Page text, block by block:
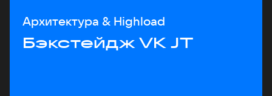
Архитектура & Highload
Бэкстейдж VK JT